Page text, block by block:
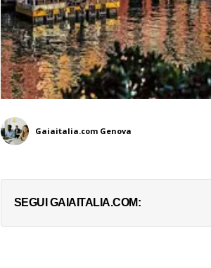
Gaiaitalia.com Genova
SEGUI GAIAITALIA.COM: